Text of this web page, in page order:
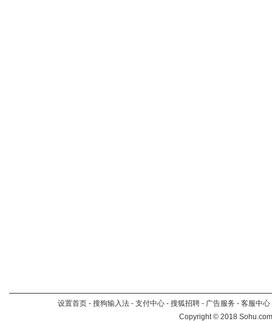
设置首页 - 搜狗输入法 - 支付中心 - 搜狐招聘 - 广告服务 - 客服中心
Copyright©2018